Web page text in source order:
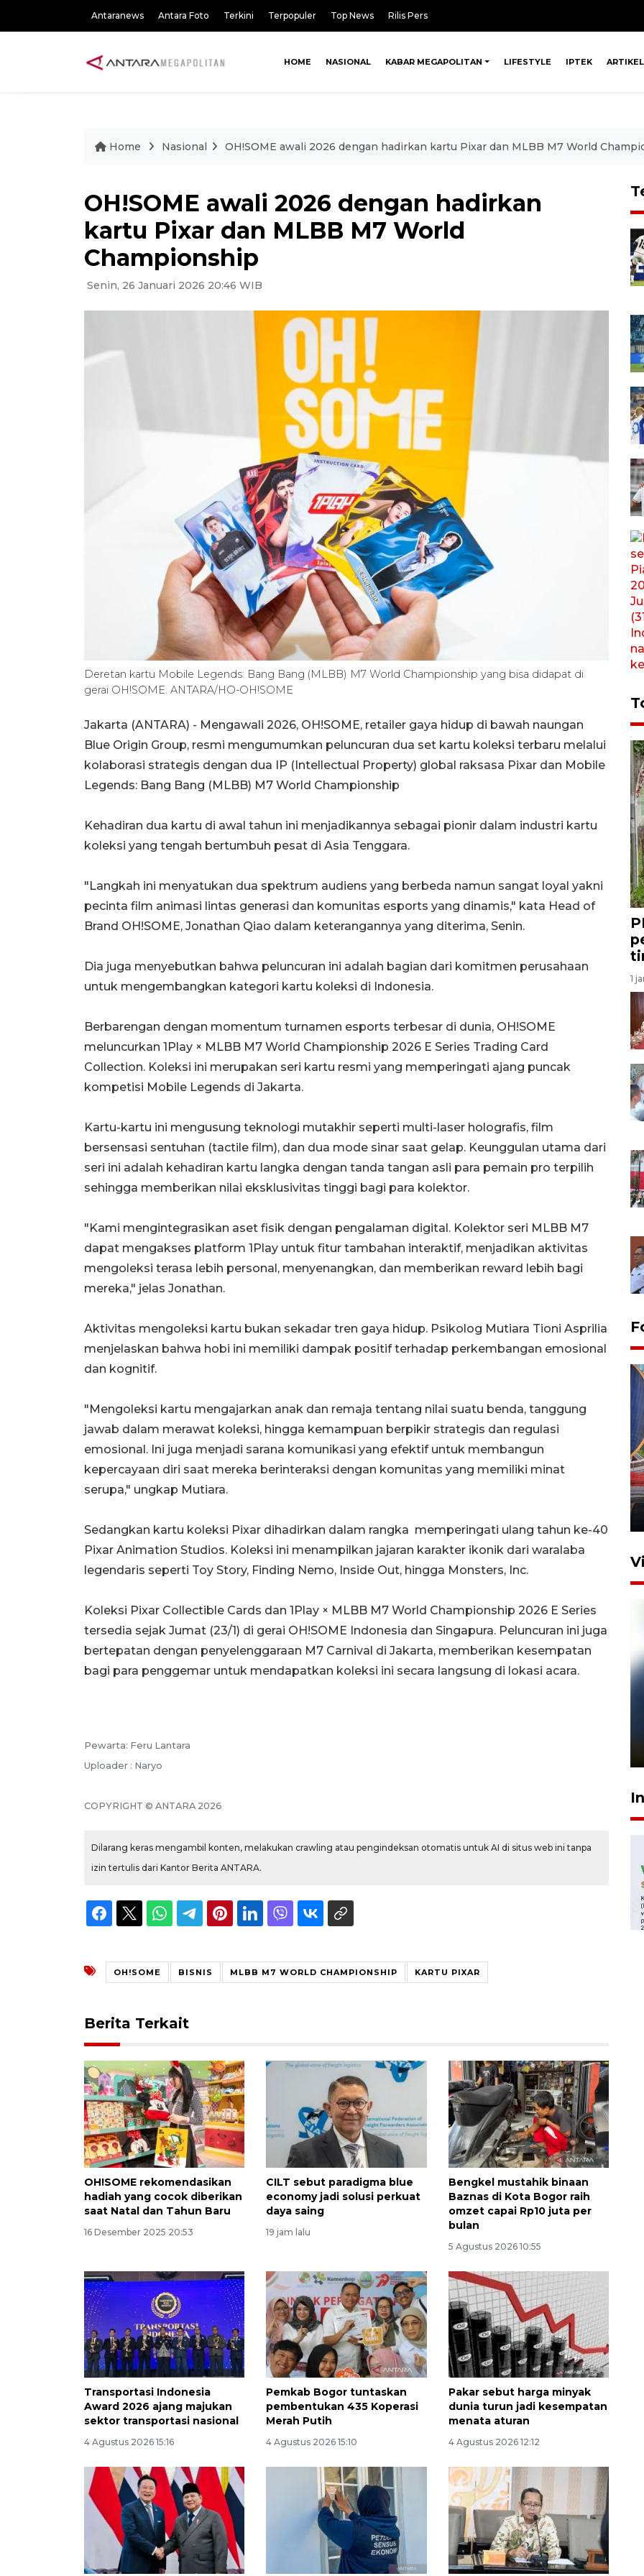
Antaranews Antara Foto Terkini Terpopuler Top News Rilis Pers
HOME NASIONAL KABAR MEGAPOLITAN LIFESTYLE IPTEK ARTIKEL
Home Nasional OH!SOME awali 2026 dengan hadirkan kartu Pixar dan MLBB M7 World
OH!SOME awali 2026 dengan hadirkan
kartu Pixar dan MLBB M7 World
Championship
Senin, 26 Januari 2026 20:46 WIB
Deretan kartu Mobile Legends: Bang Bang (MLBB) M7 World Championship yang bisa didapat di
gerai OH!SOME. ANTARA/HO-OH!SOME
Jakarta (ANTARA) - Mengawali 2026, OH!SOME, retailer gaya hidup di bawah naungan
Blue Origin Group, resmi mengumumkan peluncuran dua set kartu koleksi terbaru melalui
kolaborasi strategis dengan dua IP (Intellectual Property) global raksasa Pixar dan Mobile
Legends: Bang Bang (MLBB) M7 World Championship
Kehadiran dua kartu di awal tahun ini menjadikannya sebagai pionir dalam industri kartu
koleksi yang tengah bertumbuh pesat di Asia Tenggara.
"Langkah ini menyatukan dua spektrum audiens yang berbeda namun sangat loyal yakni
pecinta film animasi lintas generasi dan komunitas esports yang dinamis," kata Head of
Brand OH!SOME, Jonathan Qiao dalam keterangannya yang diterima, Senin.
Dia juga menyebutkan bahwa peluncuran ini adalah bagian dari komitmen perusahaan
untuk mengembangkan kategori kartu koleksi di Indonesia.
Berbarengan dengan momentum turnamen esports terbesar di dunia, OH!SOME
meluncurkan 1Play × MLBB M7 World Championship 2026 E Series Trading Card
Collection. Koleksi ini merupakan seri kartu resmi yang memperingati ajang puncak
kompetisi Mobile Legends di Jakarta.
Kartu-kartu ini mengusung teknologi mutakhir seperti multi-laser holografis, film
bersensasi sentuhan (tactile film), dan dua mode sinar saat gelap. Keunggulan utama dari
seri ini adalah kehadiran kartu langka dengan tanda tangan asli para pemain pro terpilih
sehingga memberikan nilai eksklusivitas tinggi bagi para kolektor.
"Kami mengintegrasikan aset fisik dengan pengalaman digital. Kolektor seri MLBB M7
dapat mengakses platform 1Play untuk fitur tambahan interaktif, menjadikan aktivitas
mengoleksi terasa lebih personal, menyenangkan, dan memberikan reward lebih bagi
mereka," jelas Jonathan.
Aktivitas mengoleksi kartu bukan sekadar tren gaya hidup. Psikolog Mutiara Tioni Asprilia
menjelaskan bahwa hobi ini memiliki dampak positif terhadap perkembangan emosional
dan kognitif.
"Mengoleksi kartu mengajarkan anak dan remaja tentang nilai suatu benda, tanggung
jawab dalam merawat koleksi, hingga kemampuan berpikir strategis dan regulasi
emosional. Ini juga menjadi sarana komunikasi yang efektif untuk membangun
kepercayaan diri saat mereka berinteraksi dengan komunitas yang memiliki minat
serupa," ungkap Mutiara.
Sedangkan kartu koleksi Pixar dihadirkan dalam rangka memperingati ulang tahun ke-40
Pixar Animation Studios. Koleksi ini menampilkan jajaran karakter ikonik dari waralaba
legendaris seperti Toy Story, Finding Nemo, Inside Out, hingga Monsters, Inc.
Koleksi Pixar Collectible Cards dan 1Play × MLBB M7 World Championship 2026 E Series
tersedia sejak Jumat (23/1) di gerai OH!SOME Indonesia dan Singapura. Peluncuran ini juga
bertepatan dengan penyelenggaraan M7 Carnival di Jakarta, memberikan kesempatan
bagi para penggemar untuk mendapatkan koleksi ini secara langsung di lokasi acara.
Pewarta: Feru Lantara
Uploader : Naryo
COPYRIGHT © ANTARA 2026
Dilarang keras mengambil konten, melakukan crawling atau pengindeksan otomatis untuk AI di situs web ini tanpa
izin tertulis dari Kantor Berita ANTARA.
OH!SOME BISNIS MLBB M7 WORLD CHAMPIONSHIP KARTU PIXAR
Berita Terkait
OH!SOME rekomendasikan
hadiah yang cocok diberikan
saat Natal dan Tahun Baru
16 Desember 2025 20:53
CILT sebut paradigma blue
economy jadi solusi perkuat
daya saing
19 jam lalu
Bengkel mustahik binaan
Baznas di Kota Bogor raih
omzet capai Rp10 juta per
bulan
5 Agustus 2026 10:55
Transportasi Indonesia
Award 2026 ajang majukan
sektor transportasi nasional
4 Agustus 2026 15:16
Pemkab Bogor tuntaskan
pembentukan 435 Koperasi
Merah Putih
4 Agustus 2026 15:10
Pakar sebut harga minyak
dunia turun jadi kesempatan
menata aturan
4 Agustus 2026 12:12
1
Komisi V DPR tinjau
perlintasan sebidang di
Waspadai penyakit saat
2026-08-05 12:00:00